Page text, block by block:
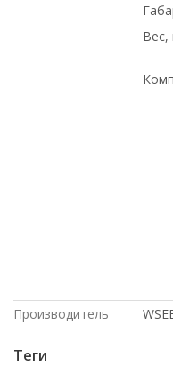
Вес,
Производитель
Теги